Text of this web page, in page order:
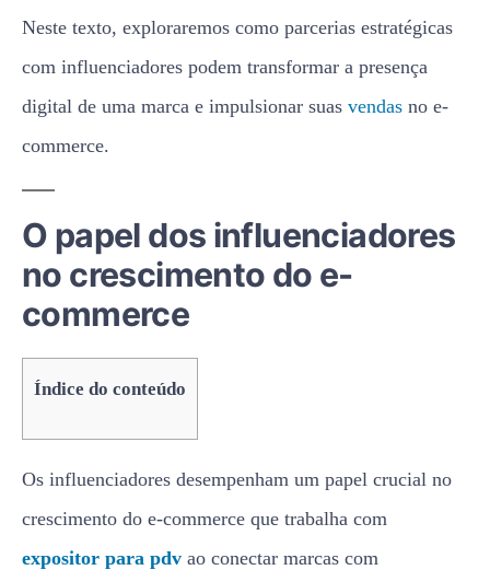
Neste texto, exploraremos como parcerias estratégicas
com influenciadores podem transformar a presença
digital de uma marca e impulsionar suas vendas no e-
commerce.
O papel dos influenciadores
no crescimento do e-
commerce
Índice do conteúdo
Os influenciadores desempenham um papel crucial no
crescimento do e-commerce que trabalha com
expositor para pdv ao conectar marcas com